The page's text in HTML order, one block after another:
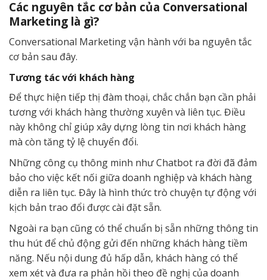
Các nguyên tắc cơ bản của Conversational
Marketing là gì?
Conversational Marketing vận hành với ba nguyên tắc
cơ bản sau đây.
Tương tác với khách hàng
Để thực hiện tiếp thị đàm thoại, chắc chắn bạn cần phải
tương với khách hàng thường xuyên và liên tục. Điều
này không chỉ giúp xây dựng lòng tin nơi khách hàng
mà còn tăng tỷ lệ chuyển đổi.
Những công cụ thông minh như Chatbot ra đời đã đảm
bảo cho việc kết nối giữa doanh nghiệp và khách hàng
diễn ra liên tục. Đây là hình thức trò chuyện tự động với
kịch bản trao đổi được cài đặt sẵn.
Ngoài ra bạn cũng có thể chuẩn bị sẵn những thông tin
thu hút để chủ động gửi đến những khách hàng tiềm
năng. Nếu nội dung đủ hấp dẫn, khách hàng có thể
xem xét và đưa ra phản hồi theo đề nghị của doanh